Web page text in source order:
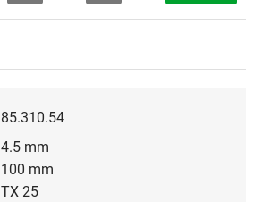
85.310.54
4.5 mm
100 mm
TX 25